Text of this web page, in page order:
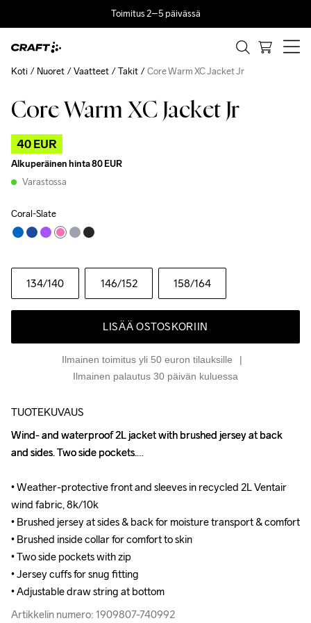
Toimitus 2–5 päivässä
Core Warm XC Jacket Jr
40 EUR
Alkuperäinen hinta80 EUR
Varastossa
Coral-Slate
134/140 146/152 158/164
LISÄÄ OSTOSKORIIN
Ilmainen toimitus yli 50 euron tilauksille
Ilmainen palautus 30 päivän kuluessa
Koti Nuoret Vaatteet Takit Core Warm XC Jacket Jr
Outlet
TUOTEKUVAUS
Wind- and waterproof 2L jacket with brushed jersey at back
and sides. Two side pockets.
• Weather-protective front and sleeves in recycled 2L Ventair
wind fabric, 8k/10k
• Brushed jersey at sides & back for moisture transport & comfort
• Brushed inside collar for comfort to skin
• Two side pockets with zip
• Jersey cuffs for snug fitting
• Adjustable draw string at bottom
Artikkelin numero: 1909807-740992
Wind- and waterproof 2L jacket with brushed jersey at back
and sides. Two side pockets.
• Weather-protective front and sleeves in recycled 2L Ventair
wind fabric, 8k/10k
• Brushed jersey at sides & back for moisture transport & comfort
• Brushed inside collar for comfort to skin
• Two side pockets with zip
• Jersey cuffs for snug fitting
• Adjustable draw string at bottom
Artikkelin numero: 1909807-740992